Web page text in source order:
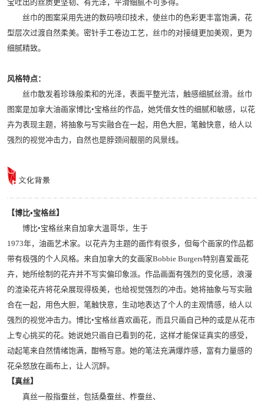
宝吐出的丝质更坚韧、有光泽，平滑细腻不可多得。
丝巾的图案采用先进的数码喷印技术，使丝巾的色彩更丰富饱满，花
型层次过渡自然柔美。密针手工卷边工艺，丝巾的对接缝更加美观，更为
细腻精致。
风格特点：
丝巾散发着珍珠般柔和的光泽，表面平整光洁，触感细腻丝滑。丝巾
图案是加拿大油画家博比•宝格丝的作品，她凭借女性的细腻和敏感，以花
卉为表现主题，将抽象与写实融合在一起，用色大胆，笔触快意，给人以
强烈的视觉冲击力，自然也是脖颈间靓丽的风景线。
【博比•宝格丝】
博比•宝格丝来自加拿大温哥华，生于
1973年，油画艺术家。以花卉为主题的画作有很多，但每个画家的作品都
带有极强的个人风格。来自加拿大的女画家Bobbie Burgers特别喜爱画花
卉，她所绘制的花卉并不写实偏印象派。作品画面有强烈的变化感，浪漫
的渲染花卉将花朵展现得极美，也给视觉强烈的冲击。她将抽象与写实融
合在一起，用色大胆，笔触快意，生动地表达了个人的主观情感，给人以
强烈的视觉冲击力。博比•宝格丝喜欢画花，而且只画自己种的或是从花市
上专心挑买的花。她说她只画自已看到的花，这样才能保证真实的感受，
动起笔来自然情绪饱满，酣畅写意。她的笔法充满爆炸感，富有力量感的
花朵怒放在画布上，让人沉醉。
【真丝】
真丝一般指蚕丝，包括桑蚕丝、柞蚕丝、